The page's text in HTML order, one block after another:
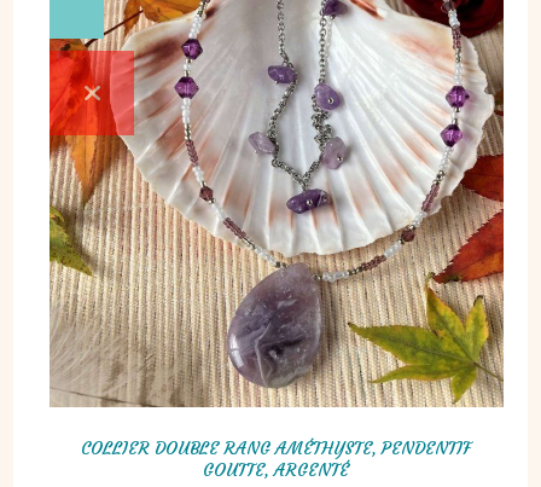
COLLIER DOUBLE RANG AMÉTHYSTE, PENDENTIF
GOUTTE, ARGENTÉ